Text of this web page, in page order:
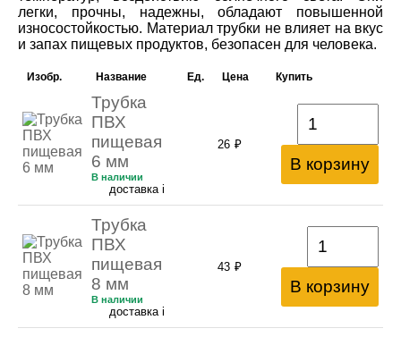
легки, прочны, надежны, обладают повышенной
износостойкостью. Материал трубки не влияет на вкус
и запах пищевых продуктов, безопасен для человека.
Изобр. Название Ед. Цена Купить
Трубка
ПВХ
пищевая
6 мм
В наличии
доставка i
26 ₽
В корзину
Трубка
ПВХ
пищевая
8 мм
В наличии
доставка i
43 ₽
В корзину